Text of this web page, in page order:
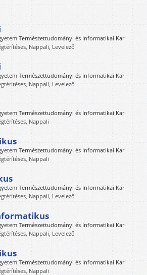
Természettudományi és Informatikai Kar
Nappali, Levelező
Természettudományi és Informatikai Kar
Nappali, Levelező
Természettudományi és Informatikai Kar
Nappali
Természettudományi és Informatikai Kar
Nappali
Természettudományi és Informatikai Kar
Nappali, Levelező
Természettudományi és Informatikai Kar
Nappali, Levelező
Természettudományi és Informatikai Kar
Nappali